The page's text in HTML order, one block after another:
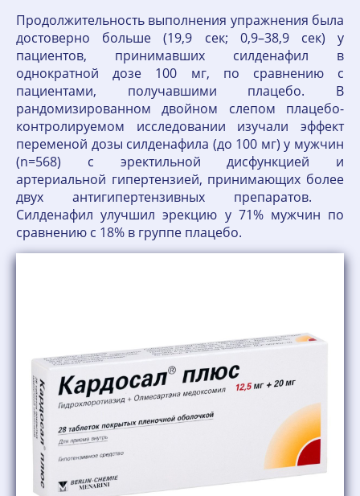
Продолжительность выполнения упражнения была
достоверно больше (19,9 сек; 0,9–38,9 сек) у
пациентов, принимавших силденафил в
однократной дозе 100 мг, по сравнению с
пациентами, получавшими плацебо. В
рандомизированном двойном слепом плацебо-
контролируемом исследовании изучали эффект
переменой дозы силденафила (до 100 мг) у мужчин
(n=568) с эректильной дисфункцией и
артериальной гипертензией, принимающих более
двух антигипертензивных препаратов.
Силденафил улучшил эрекцию у 71% мужчин по
сравнению с 18% в группе плацебо.